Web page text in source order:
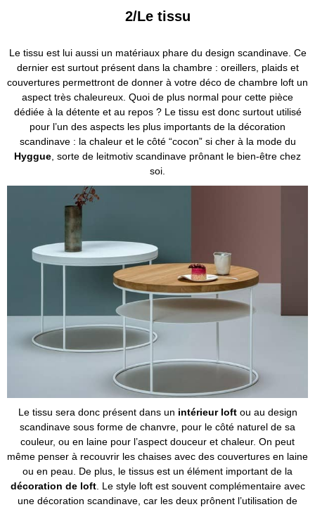
2/Le tissu
Le tissu est lui aussi un matériaux phare du design scandinave. Ce
dernier est surtout présent dans la chambre : oreillers, plaids et
couvertures permettront de donner à votre déco de chambre loft un
aspect très chaleureux. Quoi de plus normal pour cette pièce
dédiée à la détente et au repos ? Le tissu est donc surtout utilisé
pour l’un des aspects les plus importants de la décoration
scandinave : la chaleur et le côté “cocon” si cher à la mode du
Hyggue , sorte de leitmotiv scandinave prônant le bien-être chez
soi.
Le tissu sera donc présent dans un intérieur loft ou au design
scandinave sous forme de chanvre, pour le côté naturel de sa
couleur, ou en laine pour l’aspect douceur et chaleur. On peut
même penser à recouvrir les chaises avec des couvertures en laine
ou en peau. De plus, le tissus est un élément important de la
décoration de loft. Le style loft est souvent complémentaire avec
une décoration scandinave, car les deux prônent l’utilisation de